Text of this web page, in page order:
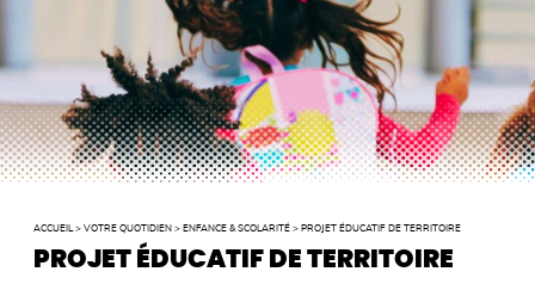
ACCUEIL >VOTRE QUOTIDIEN > ENFANCE & SCOLARITÉ > PROJET ÉDUCATIF DE TERRITOIRE
PROJET ÉDUCATIF DE TERRITOIRE